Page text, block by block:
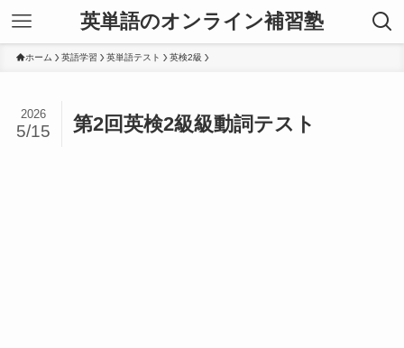
英単語のオンライン補習塾
ホーム 英語学習 英単語テスト 英検2級
第2回英検2級級動詞テスト
2026
5/15